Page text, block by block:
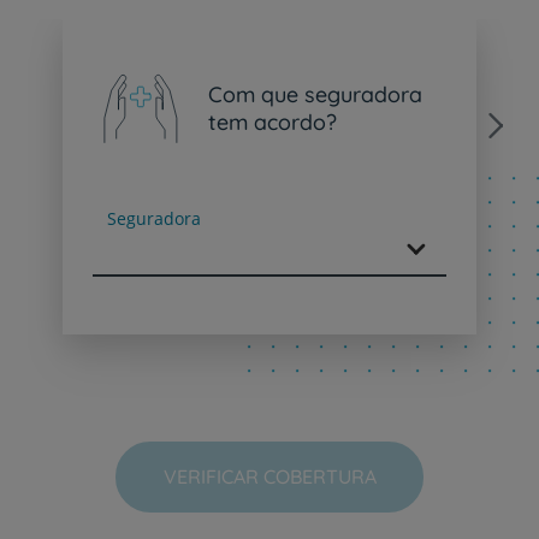
Com que seguradora
tem acordo?
Seguradora
Next
VERIFICAR COBERTURA